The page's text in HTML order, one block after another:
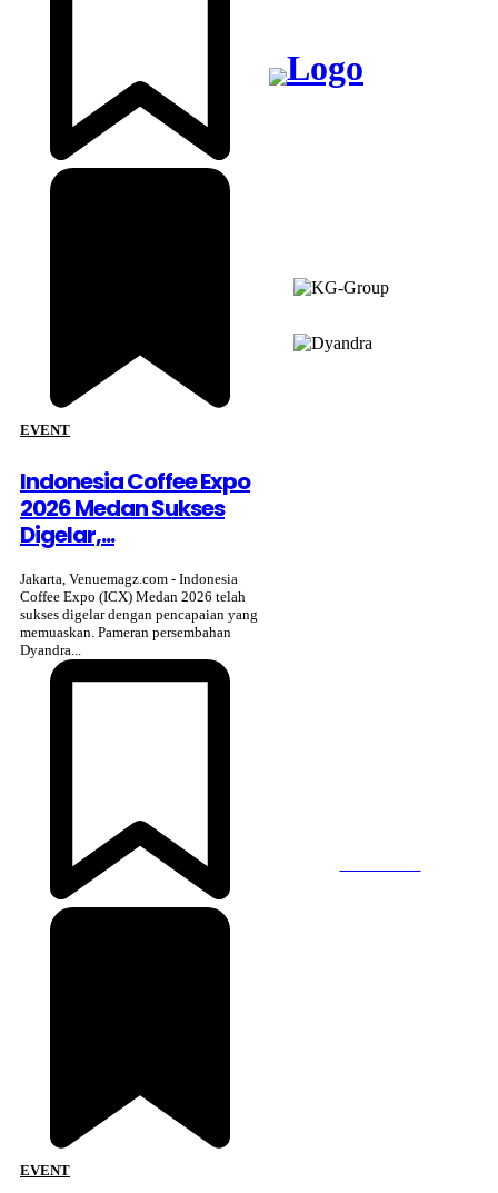
EVENT
Indonesia Coffee Expo
2026 Medan Sukses
Digelar,...
Jakarta, Venuemagz.com - Indonesia
Coffee Expo (ICX) Medan 2026 telah
sukses digelar dengan pencapaian yang
memuaskan. Pameran persembahan
Dyandra...
EVENT